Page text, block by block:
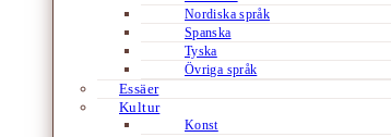
Nordiska språk
Spanska
Tyska
Övriga språk
Essäer
Kultur
Konst